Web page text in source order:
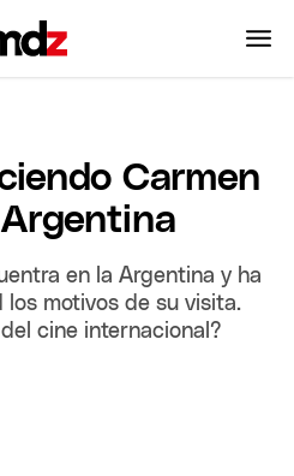
Carmen
en la Argentina y ha
motivos de su visita.
cine internacional?